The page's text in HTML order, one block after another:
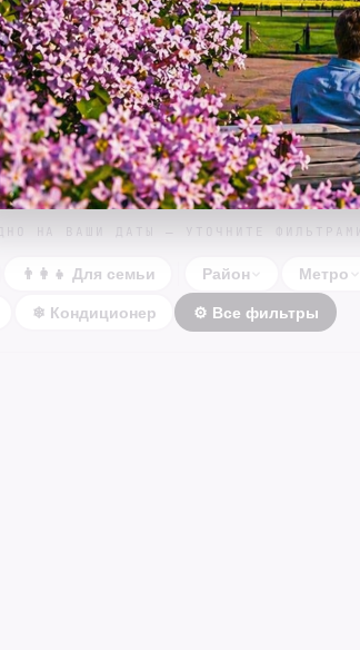
ВЫЕЗД
—
НА ВАШИ ДАТЫ — УТОЧНИТЕ ФИЛЬТРАМИ
👨‍👩‍👧 Для семьи Район Метро
❄ Кондиционер ⚙ Все фильтры